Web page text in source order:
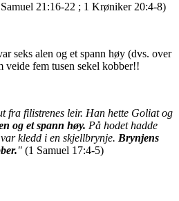
21:16-22 ; 1 Krøniker 20:4-8)
seks alen og et spann høy (dvs. over
veide fem tusen sekel kobber!!
fra filistrenes leir. Han hette Goliat og
og et spann høy. På hodet hadde
kledd i en skjellbrynje. Brynjens
" (1 Samuel 17:4-5)